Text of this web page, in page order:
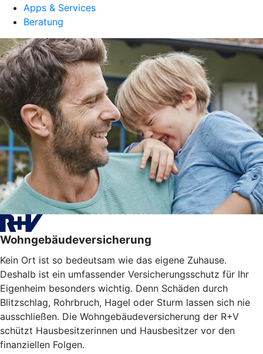
Apps & Services
Beratung
Wohngebäudeversicherung
Kein Ort ist so bedeutsam wie das eigene Zuhause.
Deshalb ist ein umfassender Versicherungsschutz für Ihr
Eigenheim besonders wichtig. Denn Schäden durch
Blitzschlag, Rohrbruch, Hagel oder Sturm lassen sich nie
ausschließen. Die Wohngebäudeversicherung der R+V
schützt Hausbesitzerinnen und Hausbesitzer vor den
finanziellen Folgen.